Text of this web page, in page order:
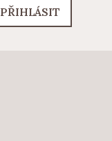
PŘIHLÁSIT